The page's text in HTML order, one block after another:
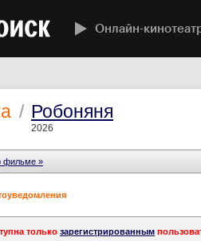
Онлайн-
/ Робоняня
2026
фильме »
только зарегистрированным